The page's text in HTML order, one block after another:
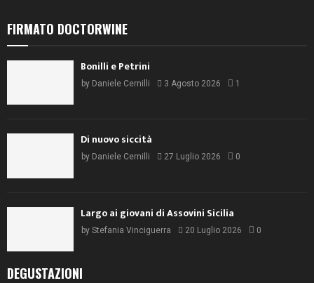
FIRMATO DOCTORWINE
Bonilli e Petrini
by Daniele Cernilli 3 Agosto 2026 1
Di nuovo siccità
by Daniele Cernilli 27 Luglio 2026 0
Largo ai giovani di Assovini Sicilia
by Stefania Vinciguerra 20 Luglio 2026 0
DEGUSTAZIONI